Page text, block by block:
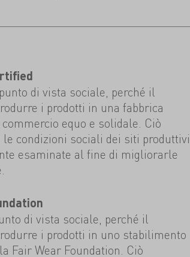
di vista sociale, perché il
i prodotti in una fabbrica
equo e solidale. Ciò
le condizioni sociali dei siti produttivi
esaminate al fine di migliorarle
di vista sociale, perché il
i prodotti in uno stabilimento
Fair Wear Foundation. Ciò